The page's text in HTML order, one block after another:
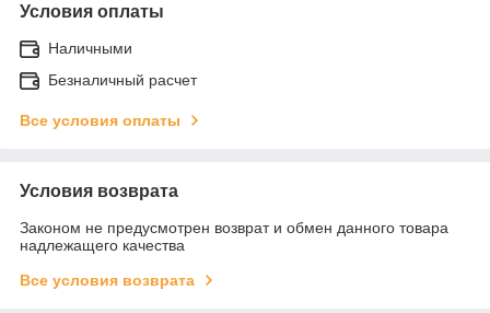
Условия оплаты
Наличными
Безналичный расчет
Все условия оплаты
Условия возврата
Законом не предусмотрен возврат и обмен данного товара
надлежащего качества
Все условия возврата